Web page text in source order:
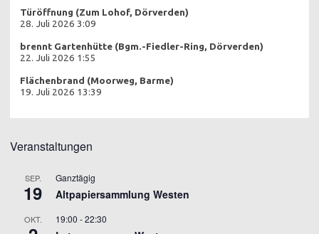
Türöffnung (Zum Lohof, Dörverden)
28. Juli 2026 3:09
brennt Gartenhütte (Bgm.-Fiedler-Ring, Dörverden)
22. Juli 2026 1:55
Flächenbrand (Moorweg, Barme)
19. Juli 2026 13:39
Veranstaltungen
SEP.
19
Ganztägig
Altpapiersammlung Westen
OKT. 19:00 -22:30